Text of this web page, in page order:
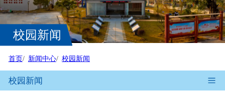
校园新闻
首页 新闻中心 校园新闻
校园新闻